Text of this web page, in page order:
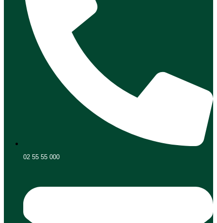
02 55 55 000